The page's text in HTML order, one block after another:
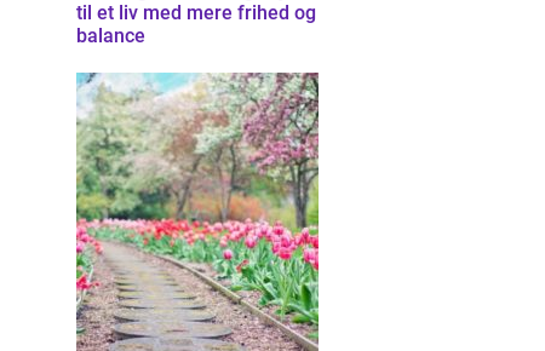
til et liv med mere frihed og
balance